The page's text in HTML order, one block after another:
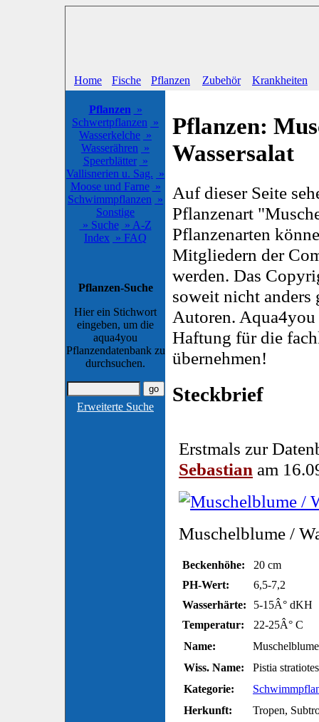
Home Fische Pflanzen Zubehör Krankheiten
Pflanzen »
Schwertpflanzen »
Wasserkelche »
Wasserähren »
Speerblätter »
Vallisnerien u. Sag. »
Moose und Farne »
Schwimmpflanzen »
Sonstige
» Suche » A-Z
Index » FAQ
Pflanzen-Suche
Hier ein Stichwort
eingeben, um die
aqua4you
Pflanzendatenbank zu
durchsuchen.
Erweiterte Suche
Pflanzen:
Wassersalat
Auf dieser Seite
Pflanzenart
Pflanzenarten
Mitgliedern der
werden. Das
soweit nicht anders
Autoren.
Haftung für die
übernehmen!
Steckbrief
Erstmals zur
Sebastian am
Muschelblume /
Beckenhöhe:
20 cm
PH-Wert:
6,5-7,2
Wasserhärte:
5-15Â° dKH
Temperatur:
22-25Â° C
Name:
Wiss. Name:
Pistia stratiotes
Kategorie:
Herkunft:
Tropen,